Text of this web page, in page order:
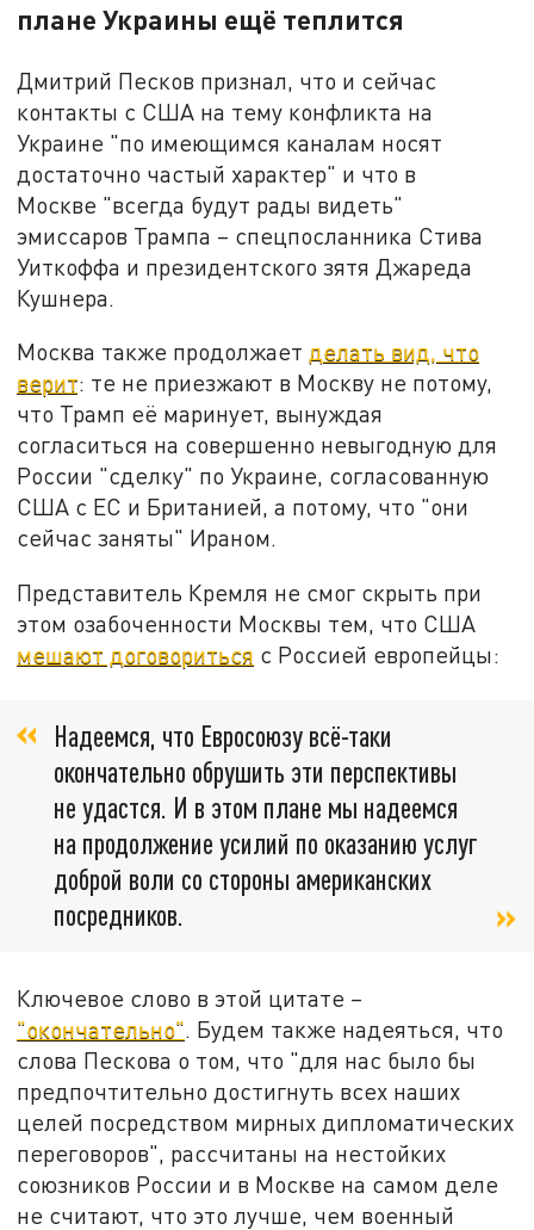
плане Украины ещё теплится
Дмитрий Песков признал, что и сейчас
контакты с США на тему конфликта на
Украине "по имеющимся каналам носят
достаточно частый характер" и что в
Москве "всегда будут рады видеть"
эмиссаров Трампа – спецпосланника Стива
Уиткоффа и президентского зятя Джареда
Кушнера.
Москва также продолжает делать вид, что
верит: те не приезжают в Москву не потому,
что Трамп её маринует, вынуждая
согласиться на совершенно невыгодную для
России "сделку" по Украине, согласованную
США с ЕС и Британией, а потому, что "они
сейчас заняты" Ираном.
Представитель Кремля не смог скрыть при
этом озабоченности Москвы тем, что США
мешают договориться с Россией европейцы:
Надеемся, что Евросоюзу всё-таки
окончательно обрушить эти перспективы
не удастся. И в этом плане мы надеемся
на продолжение усилий по оказанию услуг
доброй воли со стороны американских
посредников.
Ключевое слово в этой цитате –
"окончательно". Будем также надеяться, что
слова Пескова о том, что "для нас было бы
предпочтительно достигнуть всех наших
целей посредством мирных дипломатических
переговоров", рассчитаны на нестойких
союзников России и в Москве на самом деле
не считают, что это лучше, чем военный